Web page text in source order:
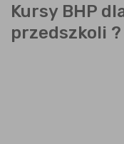
Kursy BHP
przedszkoli